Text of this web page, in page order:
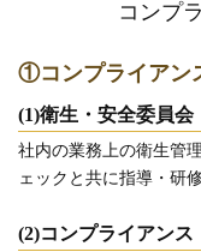
コンプ
①コンプライアン
(1)衛生・安全委員会
社内の業務上の衛生管
ェックと共に指導・研
(2)コンプライアン